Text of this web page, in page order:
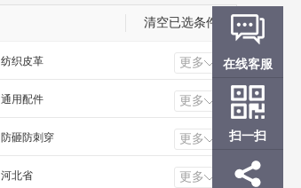
清空已选条件
纺织皮革
更多
通用配件
更多
防砸防刺穿
更多
河北省
更多
在线客服
扫一扫